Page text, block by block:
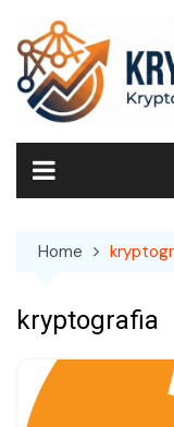
content
Home
kryptografia